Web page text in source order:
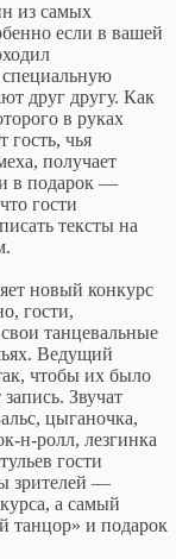
из самых
если в вашей
специальную
друг другу. Как
в руках
гость, чья
получает
в подарок —
гости
тексты на
новый конкурс
гости,
танцевальные
Ведущий
чтобы их было
Звучат
цыганочка,
н-ролл, лезгинка
гости
зрителей —
а самый
танцор» и подарок